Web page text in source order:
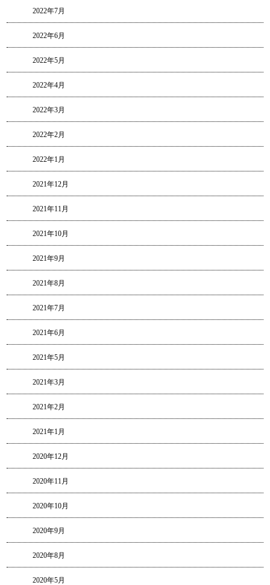
2022年7月
2022年6月
2022年5月
2022年4月
2022年3月
2022年2月
2022年1月
2021年12月
2021年11月
2021年10月
2021年9月
2021年8月
2021年7月
2021年6月
2021年5月
2021年3月
2021年2月
2021年1月
2020年12月
2020年11月
2020年10月
2020年9月
2020年8月
2020年5月